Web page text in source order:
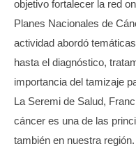
objetivo fortalecer la red
Planes Nacionales de
actividad abordó
hasta el diagnóstico,
importancia del tamizaje
La Seremi de Salud,
cáncer es una de las
también en nuestra